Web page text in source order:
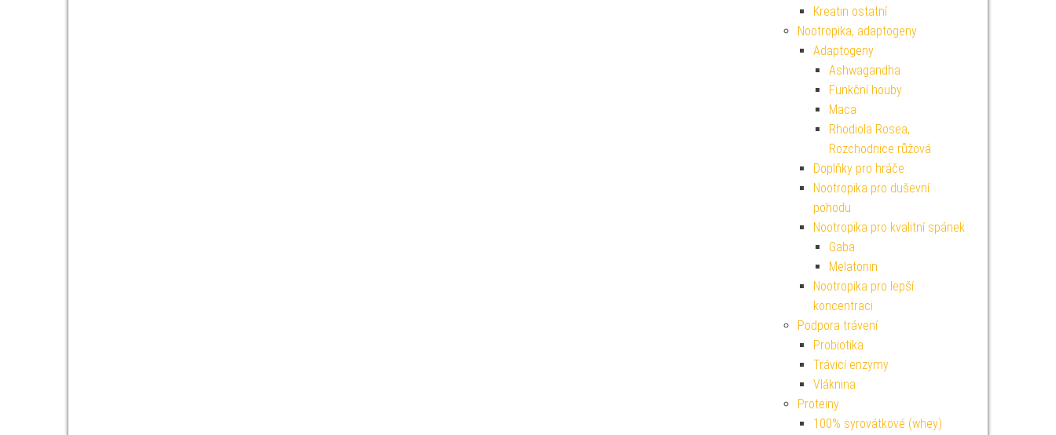
Kreatin ostatní
Nootropika, adaptogeny
Adaptogeny
Ashwagandha
Funkční houby
Maca
Rhodiola Rosea,
Rozchodnice růžová
Doplňky pro hráče
Nootropika pro duševní
pohodu
Nootropika pro kvalitní spánek
Gaba
Melatonin
Nootropika pro lepší
koncentraci
Podpora trávení
Probiotika
Trávicí enzymy
Vláknina
Proteiny
100% syrovátkové (whey)